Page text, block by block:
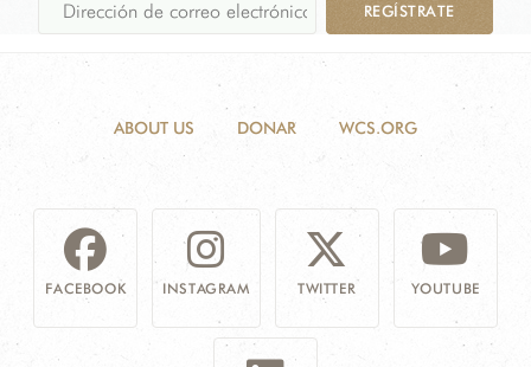
REGÍSTRATE
ABOUT US DONAR WCS.ORG
FACEBOOK INSTAGRAM TWITTER YOUTUBE